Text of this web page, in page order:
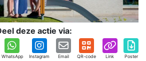
deze actie via:
WhatsApp Instagram Email QR-code Link Poster